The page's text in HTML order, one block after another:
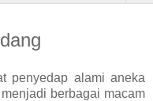
penyedap alami aneka
berbagai macam